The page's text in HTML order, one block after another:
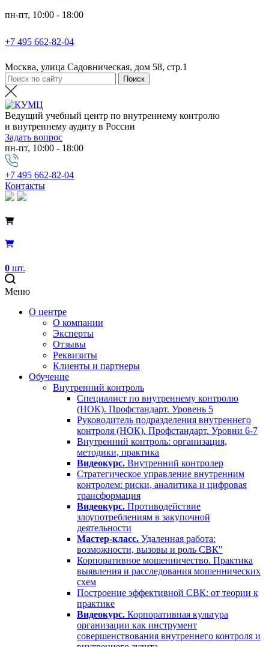
пн-пт, 10:00 - 18:00
+7 495 662-82-04
Москва, улица Садовническая, дом 58, стр.1
Ведущий учебный центр по внутреннему контролю
и внутреннему аудиту в России
Задать вопрос
пн-пт, 10:00 - 18:00
+7 495 662-82-04
Контакты
0 шт.
Меню
О центре
О компании
Эксперты
Отзывы
Реквизиты
Клиенты и партнеры
Обучение
Внутренний контроль
Специалист по внутреннему контролю
(НОК). Профстандарт. Уровень 5
Руководитель подразделения внутреннего
контроля (НОК). Профстандарт. Уровни 6-7
Внутренний контроль: организация,
методики, практика
Видеокурс. Внутренний контролер
Стратегическое управление внутренним
контролем: риски, аналитика и цифровая
трансформация
Видеокурс. Противодействие
злоупотреблениям в закупочной
деятельности
Мастер-класс. Удаленная работа:
возможности, вызовы и роль СВК"
Корпоративное мошенничество. Практика
выявления и расследования мошеннических
схем
Построение эффективной СВК: от теории к
практике
Видеокурс. Корпоративная культура
организации как инструмент
совершенствования внутреннего контроля и